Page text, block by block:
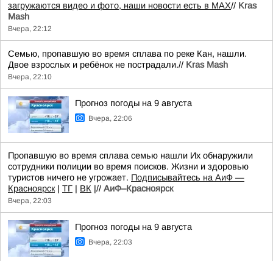
загружаются видео и фото, наши новости есть в MAX// Kras
Mash
Вчера, 22:12
Семью, пропавшую во время сплава по реке Кан, нашли.
Двое взрослых и ребёнок не пострадали.// Kras Mash
Вчера, 22:10
Прогноз погоды на 9 августа
Вчера, 22:06
Пропавшую во время сплава семью нашли Их обнаружили
сотрудники полиции во время поисков. Жизни и здоровью
туристов ничего не угрожает. Подписывайтесь на АиФ —
Красноярск| ТГ | ВК |// АиФ–Красноярск
Вчера, 22:03
Прогноз погоды на 9 августа
Вчера, 22:03